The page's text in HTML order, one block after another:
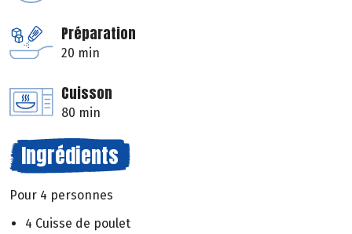
Préparation
20 min
Cuisson
80 min
Ingrédients
Pour 4 personnes
4 Cuisse de poulet